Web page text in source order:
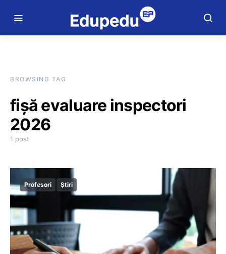
BROWSING TAG
fișă evaluare inspectori
2026
1 post
Profesori Știri